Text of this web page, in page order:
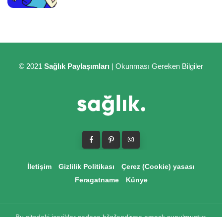
© 2021 Sağlık Paylaşımları | Okunması Gereken Bilgiler
İletişim Gizlilik Politikası
Çerez (Cookie) yasası
Feragatname
Künye